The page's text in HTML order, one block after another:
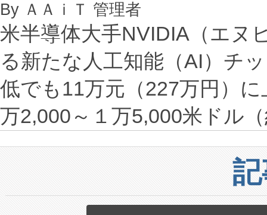
By ＡＡｉＴ 管理者
米半導体大手NVIDIA（エヌ
る新たな人工知能（AI）チ
低でも11万元（227万円）
万2,000～１万5,000米ドル